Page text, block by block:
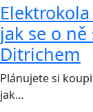
jak se o
Ditrichem
Plánujete si
jak…